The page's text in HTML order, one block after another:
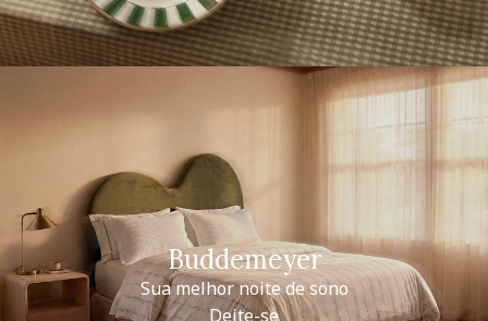
Buddemeyer
Sua melhor noite de sono
Deite-se